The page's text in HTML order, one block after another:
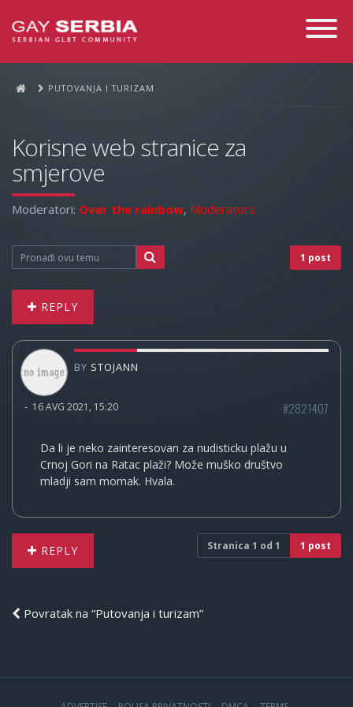
Toggle
PUTOVANJA I TURIZAM
Korisne web stranice za
smjerove
Moderatori: Over the rainbow, Moderators
1 post
REPLY
BY STOJANN
- 16 AVG 2021, 15:20 #2821407
Da li je neko zainteresovan za nudisticku plažu u
Crnoj Gori na Ratac plaži? Može muško društvo
mladji sam momak. Hvala.
REPLY Stranica 1 od 1 1 post
Povratak na “Putovanja i turizam”